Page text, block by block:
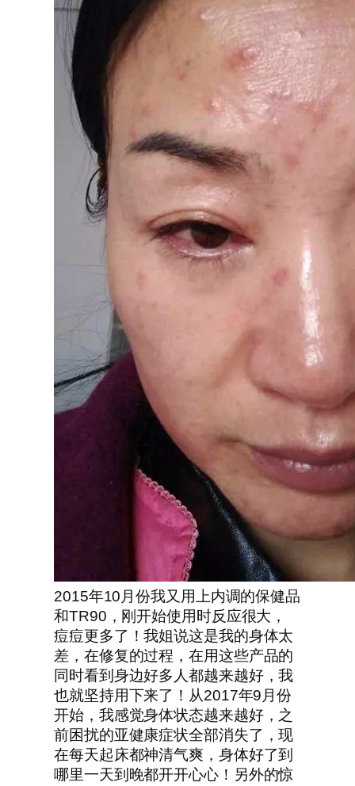
2015年10月份我又用上内调的保健品
和TR90，刚开始使用时反应很大，
痘痘更多了！我姐说这是我的身体太
差，在修复的过程，在用这些产品的
同时看到身边好多人都越来越好，我
也就坚持用下来了！从2017年9月份
开始，我感觉身体状态越来越好，之
前困扰的亚健康症状全部消失了，现
在每天起床都神清气爽，身体好了到
哪里一天到晚都开开心心！另外的惊